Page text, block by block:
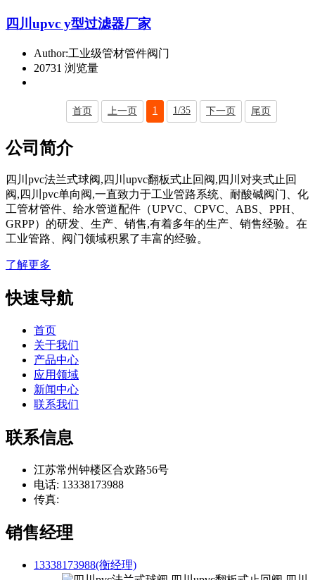
四川upvc y型过滤器厂家
Author:工业级管材管件阀门
20731 浏览量
首页 上一页 1 1/35 下一页 尾页
公司简介
四川pvc法兰式球阀,四川upvc翻板式止回阀,四川对夹式止回
阀,四川pvc单向阀,一直致力于工业管路系统、耐酸碱阀门、化
工管材管件、给水管道配件（UPVC、CPVC、ABS、PPH、
GRPP）的研发、生产、销售,有着多年的生产、销售经验。在
工业管路、阀门领域积累了丰富的经验。
了解更多
快速导航
首页
关于我们
产品中心
应用领域
新闻中心
联系我们
联系信息
江苏常州钟楼区合欢路56号
电话: 13338173988
传真:
销售经理
13338173988(衡经理)